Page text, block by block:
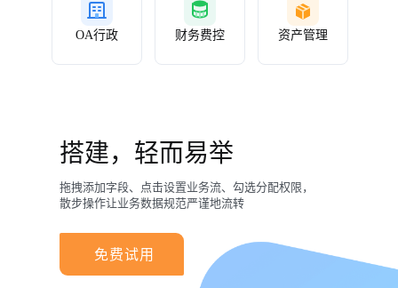
OA行政 财务费控 资产管理
搭建，轻而易举
拖拽添加字段、点击设置业务流、勾选分配权限，
散步操作让业务数据规范严谨地流转
免费试用